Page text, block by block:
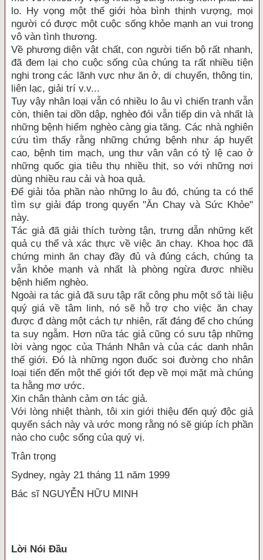
lo. Hy vọng một thế giới hòa bình thịnh vượng, mọi
người có được một cuộc sống khỏe mạnh an vui trong
vô vàn tình thương.
Về phương diện vật chất, con người tiến bộ rất nhanh,
đã đem lại cho cuộc sống của chúng ta rất nhiều tiện
nghi trong các lãnh vực như ăn ở, di chuyển, thông tin,
liên lạc, giải trí v.v...
Tuy vậy nhân loại vẫn có nhiều lo âu vì chiến tranh vẫn
còn, thiên tai dồn dập, nghèo đói vẫn tiếp din và nhất là
những bệnh hiểm nghèo càng gia tăng. Các nhà nghiên
cứu tìm thấy rằng những chứng bệnh như áp huyết
cao, bệnh tim mạch, ung thư vân vân có tỷ lệ cao ở
những quốc gia tiêu thụ nhiều thịt, so với những nơi
dùng nhiều rau cải và hoa quả.
Để giải tỏa phần nào những lo âu đó, chúng ta có thể
tìm sự giải đáp trong quyển "Ăn Chay và Sức Khỏe"
này.
Tác giả đã giải thích tường tận, trưng dẫn những kết
quả cụ thể và xác thực về việc ăn chay. Khoa học đã
chứng minh ăn chay đầy đủ và đúng cách, chúng ta
vẫn khỏe mạnh và nhất là phòng ngừa được nhiều
bệnh hiểm nghèo.
Ngoài ra tác giả đã sưu tập rất công phu một số tài liệu
quý giá về tâm linh, nó sẽ hỗ trợ cho việc ăn chay
được đ dàng một cách tự nhiên, rất đáng để cho chúng
ta suy ngẫm. Hơn nữa tác giả cũng có sưu tập những
lời vàng ngọc của Thánh Nhân và của các danh nhân
thế giới. Đó là những ngọn đuốc soi đường cho nhân
loại tiến đến một thế giới tốt đẹp về mọi mặt mà chúng
ta hằng mơ ước.
Xin chân thành cảm ơn tác giả.
Với lòng nhiệt thành, tôi xin giới thiệu đến quý độc giả
quyển sách này và ước mong rằng nó sẽ giúp ích phần
nào cho cuộc sống của quý vị.
Trân trọng
Sydney, ngày 21 tháng 11 năm 1999
Bác sĩ NGUYỄN HỮU MINH
Lời Nói Đầu